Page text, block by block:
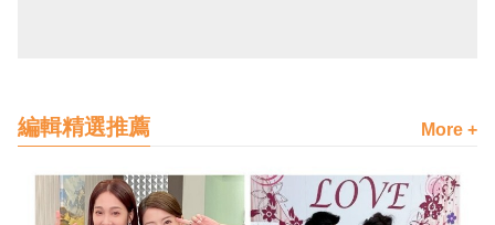
編輯精選推薦 More +